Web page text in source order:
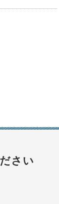
さい